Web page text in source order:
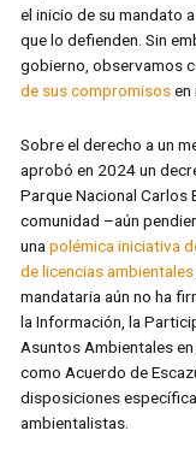
el inicio de su mandato
que lo defienden. Sin
gobierno, observamos
de sus compromisosen
Sobre el derecho a un
aprobó en 2024 un
Parque Nacional Carlos
comunidad –aún
unapolémica iniciativa
de licencias ambientales
mandataria aún no ha
la Información, la
Asuntos Ambientales
como Acuerdo de
disposiciones
ambientalistas.